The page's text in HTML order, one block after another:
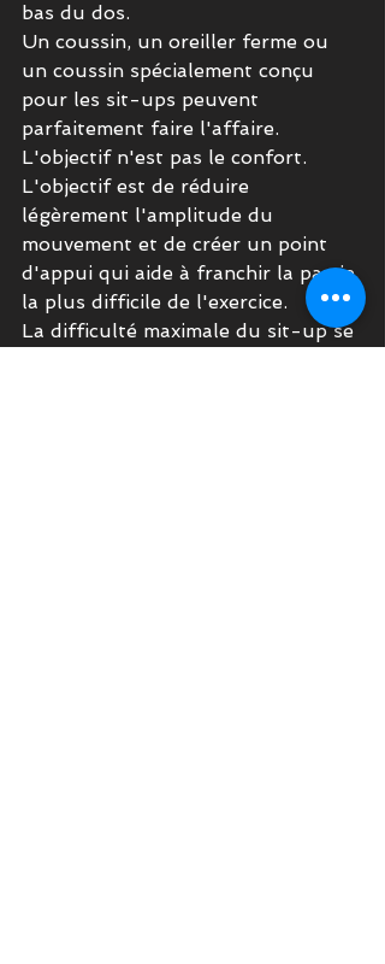
bas du dos.
Un coussin, un oreiller ferme ou
un coussin spécialement conçu
pour les sit-ups peuvent
parfaitement faire l'affaire.
L'objectif n'est pas le confort.
L'objectif est de réduire
légèrement l'amplitude du
mouvement et de créer un point
d'appui qui aide à franchir la partie
la plus difficile de l'exercice.
La difficulté maximale du sit-up se